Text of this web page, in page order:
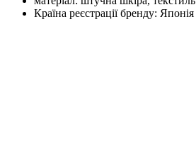
Країна реєстрації бренду: Японія